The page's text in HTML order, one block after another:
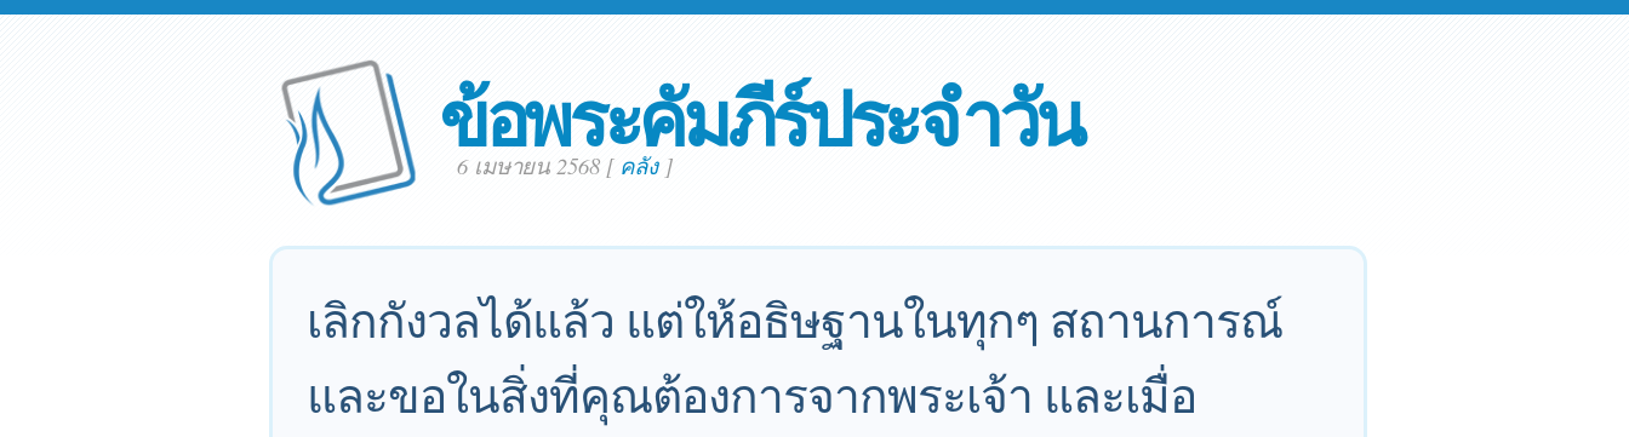
ข้อพระคัมภีร์ประจำวัน
6 เมษายน 2568 [ คลัง]
เลิกกังวลได้แล้ว แต่ให้อธิษฐานในทุกๆ สถานการณ์
และขอในสิ่งที่คุณต้องการจากพระเจ้า และเมื่อ